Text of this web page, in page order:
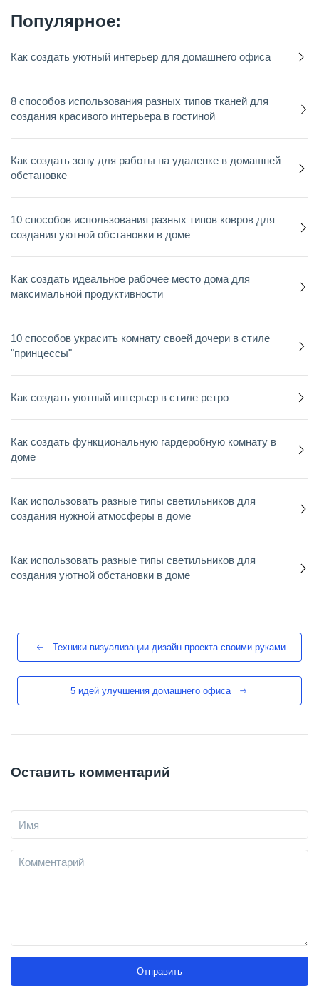
Популярное:
Как создать уютный интерьер для домашнего офиса
8 способов использования разных типов тканей для
создания красивого интерьера в гостиной
Как создать зону для работы на удаленке в домашней
обстановке
10 способов использования разных типов ковров для
создания уютной обстановки в доме
Как создать идеальное рабочее место дома для
максимальной продуктивности
10 способов украсить комнату своей дочери в стиле
"принцессы"
Как создать уютный интерьер в стиле ретро
Как создать функциональную гардеробную комнату в
доме
Как использовать разные типы светильников для
создания нужной атмосферы в доме
Как использовать разные типы светильников для
создания уютной обстановки в доме
Техники визуализации дизайн-проекта своими руками
5 идей улучшения домашнего офиса
Оставить комментарий
Отправить